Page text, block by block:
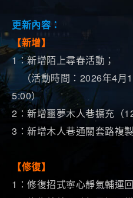
更新內容：
【新增】
1：新增陌上尋春活動；
（活動時間：2026年4月
5:00）
2：新增噩夢木人巷擴充（
3：新增木人巷通關套路複
【修復】
1：修復招式寧心靜氣輔運